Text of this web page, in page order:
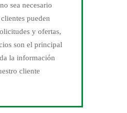
sea necesario
pueden
y ofertas,
son el principal
la información
cliente